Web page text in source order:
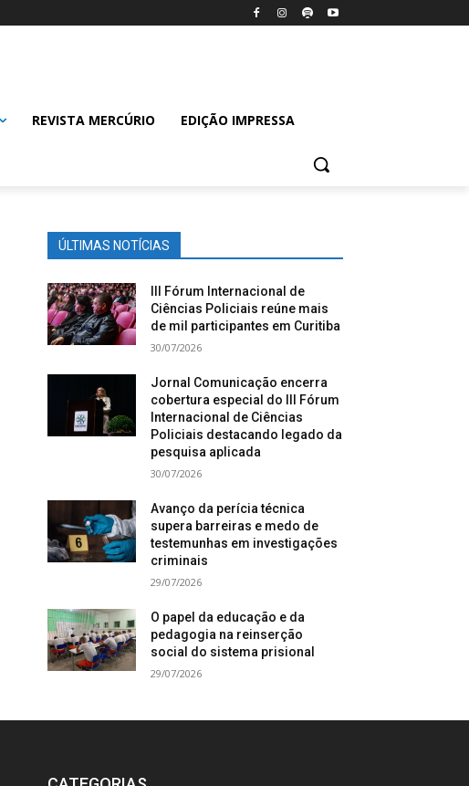
REVISTA MERCÚRIO EDIÇÃO IMPRESSA
ÚLTIMAS NOTÍCIAS
III Fórum Internacional de
Ciências Policiais reúne mais
de mil participantes em Curitiba
30/07/2026
Jornal Comunicação encerra
cobertura especial do III Fórum
Internacional de Ciências
Policiais destacando legado da
pesquisa aplicada
30/07/2026
Avanço da perícia técnica
supera barreiras e medo de
testemunhas em investigações
criminais
29/07/2026
O papel da educação e da
pedagogia na reinserção
social do sistema prisional
29/07/2026